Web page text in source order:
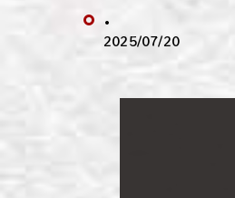
.
2025/07/20